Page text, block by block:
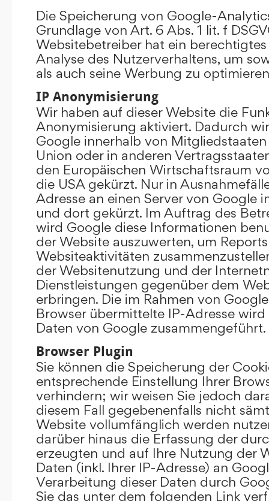
Die Speicherung von Google-
Grundlage von Art. 6 Abs. 1 lit. f
Websitebetreiber hat ein berechtigtes
Analyse des Nutzerverhaltens, um
als auch seine Werbung zu
IP Anonymisierung
Wir haben auf dieser Website die
Anonymisierung aktiviert. Dadurch
Google innerhalb von
Union oder in anderen
den Europäischen Wirtschaftsraum
die USA gekürzt. Nur in
Adresse an einen Server von Google
und dort gekürzt. Im Auftrag des
wird Google diese Informationen
der Website auszuwerten, um
Websiteaktivitäten
der Websitenutzung und der
Dienstleistungen gegenüber dem
erbringen. Die im Rahmen von
Browser übermittelte IP-Adresse
Daten von Google zusammengeführt.
Browser Plugin
Sie können die Speicherung der
entsprechende Einstellung Ihrer
verhindern; wir weisen Sie jedoch
diesem Fall gegebenenfalls nicht
Website vollumfänglich werden
darüber hinaus die Erfassung der
erzeugten und auf Ihre Nutzung der
Daten (inkl. Ihrer IP-Adresse) an
Verarbeitung dieser Daten durch
Sie das unter dem folgenden Link